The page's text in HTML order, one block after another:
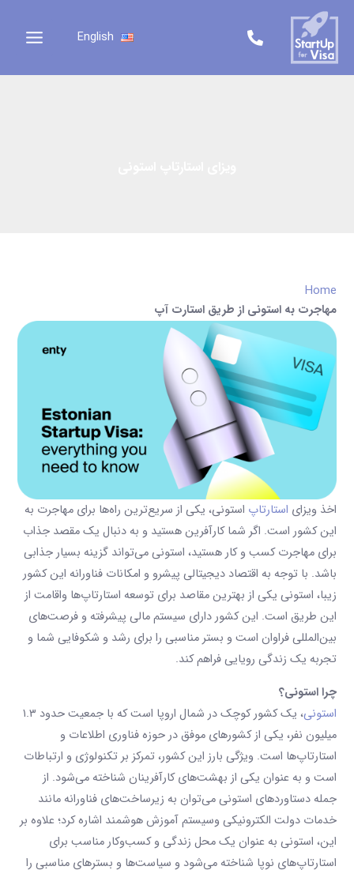
محتوا
English
Home
مهاجرت به استونی از طریق استارت آپ
اخذ ویزای استارتاپ استونی، یکی از سریع‌ترین راه‌ها برای مهاجرت به
این کشور است. اگر شما کارآفرین هستید و به دنبال یک مقصد جذاب
برای مهاجرت کسب و کار هستید، استونی می‌تواند گزینه بسیار جذابی
باشد. با توجه به اقتصاد دیجیتالی پیشرو و امکانات فناورانه این کشور
زیبا، استونی یکی از بهترین مقاصد برای توسعه استارتاپ‌ها واقامت از
این طریق است. این کشور دارای سیستم مالی پیشرفته و فرصت‌های
بین‌المللی فراوان است و بستر مناسبی را برای رشد و شکوفایی شما و
تجربه یک زندگی رویایی فراهم کند.
چرا استونی؟
استونی
، یک کشور کوچک در شمال اروپا است که با جمعیت حدود ۱.۳
میلیون نفر، یکی از کشورهای موفق در حوزه فناوری اطلاعات و
استارتاپ‌ها است. ویژگی بارز این کشور، تمرکز بر تکنولوژی و ارتباطات
است و به عنوان یکی از بهشت‌های کارآفرینان شناخته می‌شود. از
جمله دستاوردهای استونی می‌توان به زیرساخت‌های فناورانه مانند
خدمات دولت الکترونیکی وسیستم آموزش هوشمند اشاره کرد؛ علاوه بر
این، استونی به عنوان یک محل زندگی و کسب‌وکار مناسب برای
استارتاپ‌های نوپا شناخته می‌شود و سیاست‌ها و بسترهای مناسبی را